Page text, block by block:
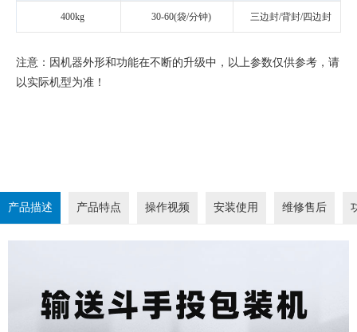
400kg 30-60(袋/分钟) 三边封/背封/四边封
注意：因机器外形和功能在不断的升级中，以上参数仅供参考，请
以实际机型为准！
产品描述 产品特点 操作视频 安装使用 维修售后